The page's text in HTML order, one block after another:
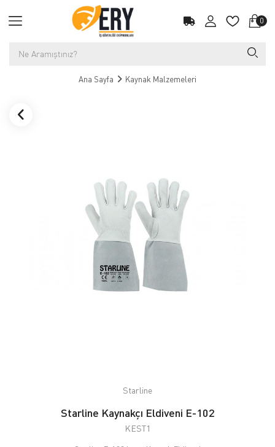
0
Ana Sayfa Kaynak Malzemeleri
Starline
Starline Kaynakçı Eldiveni E-102
KEST1